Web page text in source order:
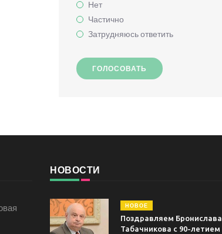
Нет
Частично
Затрудняюсь ответить
ГОЛОСОВАТЬ
НОВОСТИ
НОВОЕ
Поздравляем Бронислава